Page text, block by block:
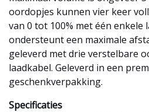
oordopjes kunnen vier keer
van 0 tot 100% met één
ondersteunt een maximale
geleverd met drie verstelbare
laadkabel. Geleverd in een
geschenkverpakking.
Specificaties